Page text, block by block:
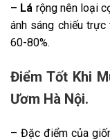
– Lá rộng nên loại
ánh sáng chiếu
60-80%.
Điểm Tốt Khi
Ươm Hà Nội.
– Đặc điểm của